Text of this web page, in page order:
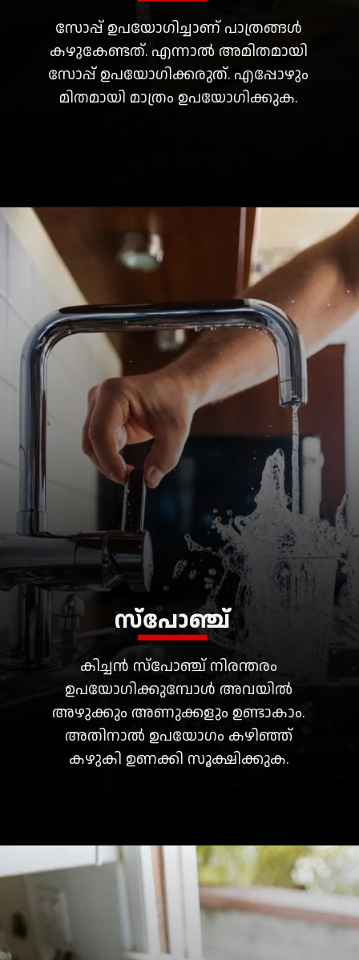
സോപ്പ് ഉപയോഗിച്ചാണ് പാത്രങ്ങൾ
കഴുകേണ്ടത്. എന്നാൽ അമിതമായി
സോപ്പ് ഉപയോഗിക്കരുത്. എപ്പോഴും
കിച്ചൻ സ്പോഞ്ച് നിരന്തരം
ഉപയോഗിക്കുമ്പോൾ അവയിൽ
അഴുക്കും അണുക്കളും ഉണ്ടാകാം.
അതിനാൽ ഉപയോഗം കഴിഞ്ഞ്
കഴുകി ഉണക്കി സൂക്ഷിക്കുക.
സ്പോഞ്ച്